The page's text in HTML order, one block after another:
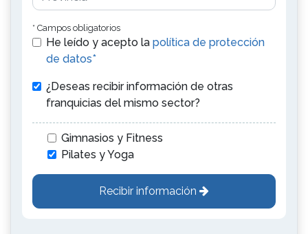
* Campos obligatorios
He leído y acepto la política de protección
de datos*
¿Deseas recibir información de otras
franquicias del mismo sector?
Gimnasios y Fitness
Pilates y Yoga
Recibir información